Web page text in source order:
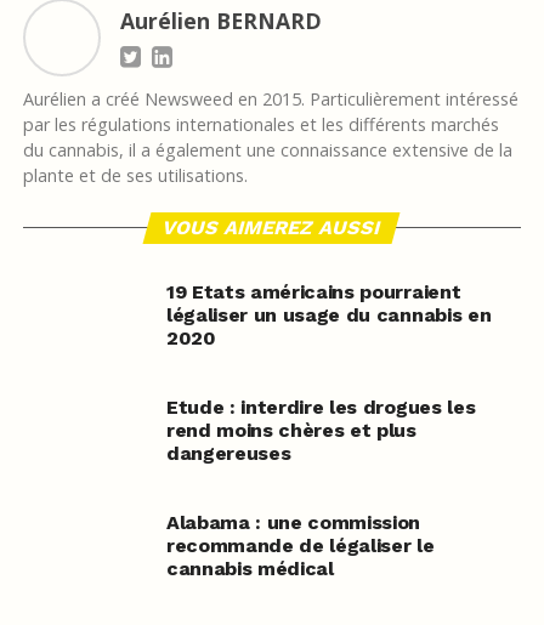
Aurélien BERNARD
Aurélien a créé Newsweed en 2015. Particulièrement intéressé
par les régulations internationales et les différents marchés
du cannabis, il a également une connaissance extensive de la
plante et de ses utilisations.
VOUS AIMEREZ AUSSI
19 Etats américains pourraient
légaliser un usage du cannabis en
2020
Etude : interdire les drogues les
rend moins chères et plus
dangereuses
Alabama : une commission
recommande de légaliser le
cannabis médical